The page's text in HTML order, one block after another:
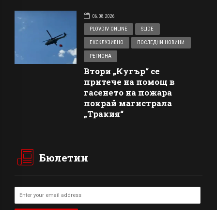
06.08.2026
PLOVDIV ONLINE
SLIDE
ЕКСКЛУЗИВНО ПОСЛЕДНИ НОВИНИ
РЕГИОНА
Втори „Кугър“ се
притече на помощ в
гасенето на пожара
покрай магистрала
„Тракия“
Бюлетин